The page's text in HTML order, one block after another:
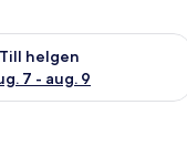
Till helgen
7 - aug. 9
för den